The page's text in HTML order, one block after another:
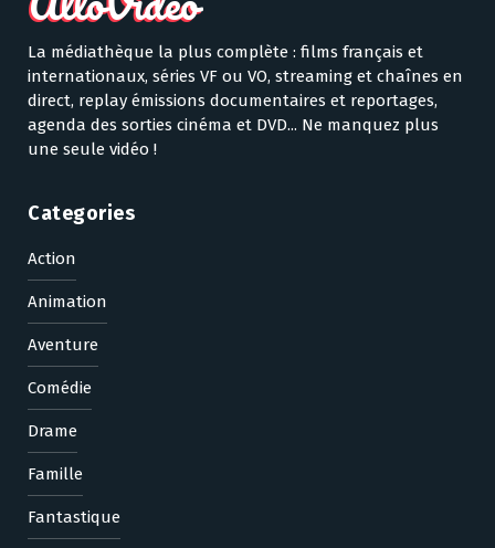
La médiathèque la plus complète : films français et
internationaux, séries VF ou VO, streaming et chaînes en
direct, replay émissions documentaires et reportages,
agenda des sorties cinéma et DVD... Ne manquez plus
une seule vidéo !
Categories
Action
Animation
Aventure
Comédie
Drame
Famille
Fantastique